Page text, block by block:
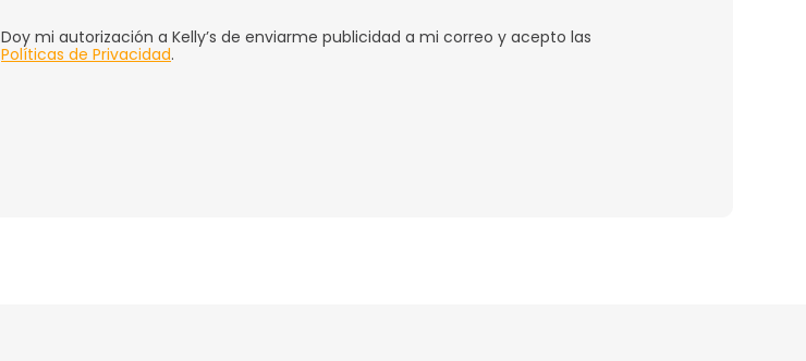
Doy mi autorización a Kelly’s de enviarme publicidad a mi correo y acepto las
Políticas de Privacidad.